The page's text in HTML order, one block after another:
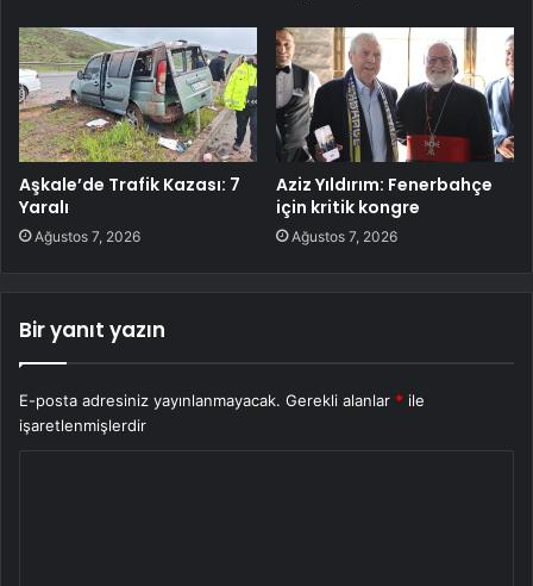
Aşkale’de Trafik Kazası: 7
Yaralı
Ağustos 7, 2026
Aziz Yıldırım: Fenerbahçe
için kritik kongre
Ağustos 7, 2026
Bir yanıt yazın
E-posta adresiniz yayınlanmayacak. Gerekli alanlar * ile
işaretlenmişlerdir